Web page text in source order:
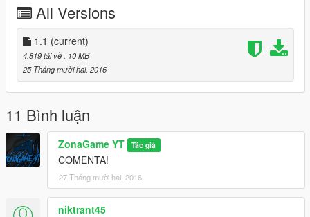
Grand Theft auto V \ scripts \ MapEditor \ Automatic upload
maps
Enjoy
{Recommendable}
Have the list of 50k objects
Link: https://en.gta5-mods.com/tools/50k-object-list-cunning-
stunts
Having the Airplanes:
F-22 Link: https://en.gta5-mods.com/vehicles/f-22-raptor
F-35: https: //es.gta5-mods.com/vehicles/f-35b-lightning-ii-vtol
All Versions
1.1 (current)
4.819 tải về
, 10 MB
25 Tháng mười hai, 2016
11 Bình luận
ZonaGame YT Tác giả
COMENTA!
27 Tháng mười hai, 2016
niktrant45